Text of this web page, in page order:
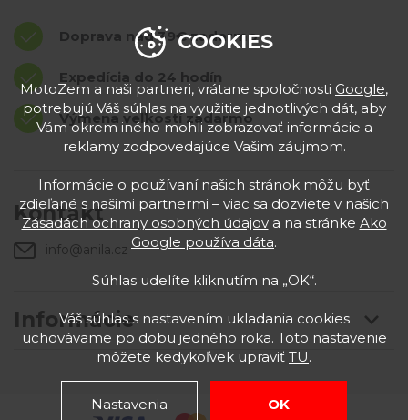
Doprava nad 39€ zadarmo
Expedícia do 24 hodín
Výmena veľkostí zadarmo
Informácie
Kontakt
info@anila.cz
COOKIES
MotoZem a naši partneri, vrátane spoločnosti Google,
potrebujú Váš súhlas na využitie jednotlivých dát, aby
Vám okrem iného mohli zobrazovať informácie a
reklamy zodpovedajúce Vašim záujmom.
Informácie o používaní našich stránok môžu byť
zdieľané s našimi partnermi – viac sa dozviete v našich
Zásadách ochrany osobných údajova na stránke Ako
Google používa dáta.
Súhlas udelíte kliknutím na „OK“.
Váš súhlas s nastavením ukladania cookies
uchovávame po dobu jedného roka. Toto nastavenie
môžete kedykoľvek upraviť TU.
Nastavenia OK